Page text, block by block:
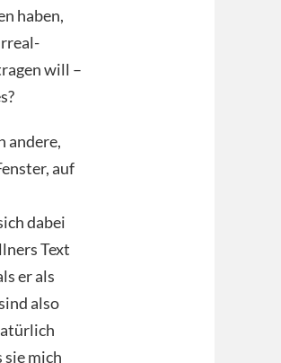
haben,
will –
andere,
auf
dabei
Text
er als
also
sie mich